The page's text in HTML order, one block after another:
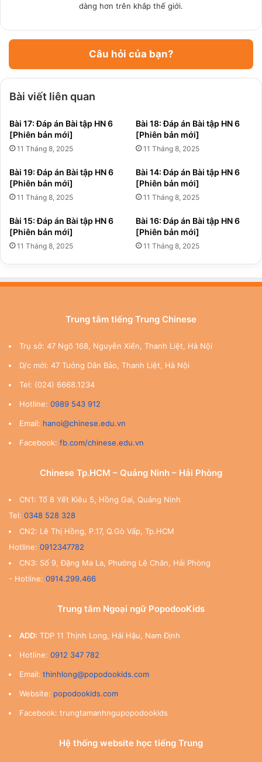
dàng hơn trên khắp thế giới.
Câu hỏi của bạn?
Bài viết liên quan
Bài 17: Đáp án Bài tập HN 6
[Phiên bản mới]
11 Tháng 8, 2025
Bài 18: Đáp án Bài tập HN 6
[Phiên bản mới]
11 Tháng 8, 2025
Bài 19: Đáp án Bài tập HN 6
[Phiên bản mới]
11 Tháng 8, 2025
Bài 14: Đáp án Bài tập HN 6
[Phiên bản mới]
11 Tháng 8, 2025
Bài 15: Đáp án Bài tập HN 6
[Phiên bản mới]
11 Tháng 8, 2025
Bài 16: Đáp án Bài tập HN 6
[Phiên bản mới]
11 Tháng 8, 2025
Trung tâm tiếng Trung Chinese
Trụ sở: 47 Ngõ 168, Nguyễn Xiển, Thanh Liệt, Hà Nội
D/c mới: 47 Tưởng Dân Bảo, Thanh Liệt, Hà Nội
Tel: (024) 6668.1234
Hotline: 0989 543 912
Email: hanoi@chinese.edu.vn
Facebook: fb.com/chinese.edu.vn
Chinese Tp.HCM – Quảng Ninh – Hải Phòng
CN1: Tổ 8 Yết Kiêu 5, Hồng Gai, Quảng Ninh
Tel: 0348 528 328
CN2: Lê Thị Hồng, P.17, Q.Gò Vấp, Tp.HCM
Hotline: 0912347782
CN3: Số 9, Đặng Ma La, Phường Lê Chân, Hải Phòng
- Hotline: 0914.299.466
Trung tâm Ngoại ngữ PopodooKids
ADD: TDP 11 Thịnh Long, Hải Hậu, Nam Định
Hotline: 0912 347 782
Email: thinhlong@popodookids.com
Website: popodookids.com
Facebook: trungtamanhngupopodookids
Hệ thống website học tiếng Trung